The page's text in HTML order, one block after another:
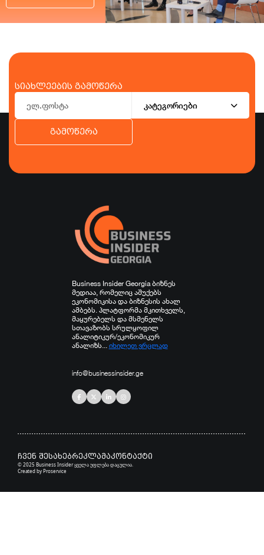
სიახლეების გამოწერა
კატეგორიები
გამოწერა
Business Insider Georgia ბიზნეს
მედიაა, რომელიც აშუქებს
ეკონომიკისა და ბიზნესის ახალ
ამბებს. პლატფორმა მკითხველს,
მაყურებელს და მსმენელს
სთავაზობს სრულყოფილ
ანალიტიკურ/ეკონომიკურ
ანალიზს... იხილეთ ვრცლად
info@businessinsider.ge
ჩვენ შესახებრეკლამაკონტაქტი
© 2025 Business Insider ყველა უფლება დაცულია.
Created byProservice